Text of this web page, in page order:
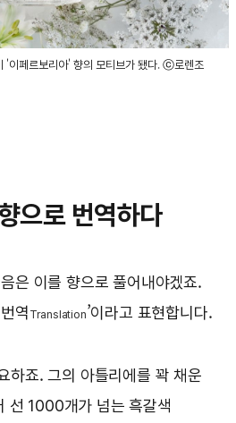
'이페르보리아' 향의 모티브가 됐다. ⓒ로렌조
으로 번역하다
은 이를 향으로 풀어내야겠죠.
역 Translation’이라고 표현합니다.
하죠. 그의 아틀리에를 꽉 채운
선 1000개가 넘는 흑갈색